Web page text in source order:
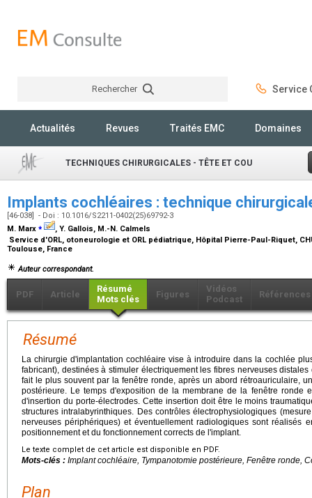
Rechercher Service
Actualités Revues Traités EMC Domaines
TECHNIQUES CHIRURGICALES - TÊTE ET COU
Implants cochléaires : technique
[46-038] - Doi : 10.1016/S2211-0402(25)69792-3
M. Marx ⁎
, Y. Gallois, M.-N. Calmels
Service d'ORL, otoneurologie et ORL pédiatrique, Hôpital Pierre-Paul-Riquet,
Toulouse, France
Auteur correspondant.
PDF Article
Résumé
Mots clés
Figures
Vidéos
Podcast
Références
Résumé
La chirurgie d'implantation cochléaire vise à introduire dans la cochlée
fabricant), destinées à stimuler électriquement les fibres nerveuses
fait le plus souvent par la fenêtre ronde, après un abord rétroauriculaire,
postérieure. Le temps d'exposition de la membrane de la fenêtre ronde
d'insertion du porte-électrodes. Cette insertion doit être le moins
structures intralabyrinthiques. Des contrôles électrophysiologiques
nerveuses périphériques) et éventuellement radiologiques sont réalisés
positionnement et du fonctionnement corrects de l'implant.
Le texte complet de cet article est disponible en PDF.
Mots-clés : Implant cochléaire, Tympanotomie postérieure, Fenêtre ronde,
Plan